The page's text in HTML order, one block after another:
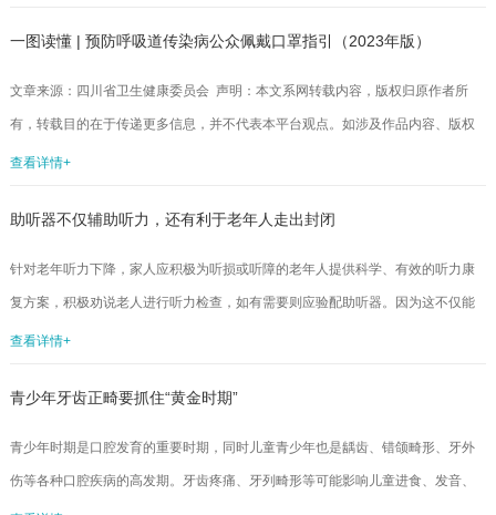
常见的良性增生有乳腺增生、前列腺增生、骨质增生等。乳腺增生好发于中年妇
一图读懂 | 预防呼吸道传染病公众佩戴口罩指引（2023年版）
文章来源：四川省卫生健康委员会 声明：本文系网转载内容，版权归原作者所
有，转载目的在于传递更多信息，并不代表本平台观点。如涉及作品内容、版权
和其它问题，请与本网站留言联系，我们将在第一时间删除内容！...
查看详情+
助听器不仅辅助听力，还有利于老年人走出封闭
针对老年听力下降，家人应积极为听损或听障的老年人提供科学、有效的听力康
复方案，积极劝说老人进行听力检查，如有需要则应验配助听器。因为这不仅能
提高老年人的生活质量，更能让整个家庭更美满。■中国妇女报全媒体记者张峥78
门活动，即便是必须下楼买菜时，也几乎不和院子里围坐聊天乘凉的邻居们打招
查看详情+
青少年牙齿正畸要抓住“黄金时期”
青少年时期是口腔发育的重要时期，同时儿童青少年也是龋齿、错颌畸形、牙外
伤等各种口腔疾病的高发期。牙齿疼痛、牙列畸形等可能影响儿童进食、发音、